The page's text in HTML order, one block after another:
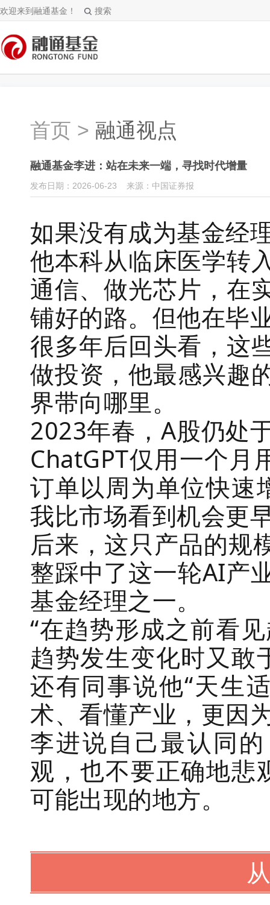
欢迎来到融通基金！ 搜索
首页 > 融通视点
融通基金李进：站在未来一端，寻找时代增量
发布日期：2026-06-23 来源：中国证券报
如果没有成为基金经
他本科从临床医学转
通信、做光芯片，在
铺好的路。但他在毕
很多年后回头看，这
做投资，他最感兴
界带向哪里。
2023年春，A股仍处
ChatGPT仅用一个月
订单以周为单位快速
我比市场看到机会更
后来，这只产品的规
整踩中了这一轮AI产
基金经理之一。
“在趋势形成之前看
趋势发生变化时又敢
还有同事说他“天生
术、看懂产业，更因
李进说自己最认同
观，也不要正确地悲
可能出现的地方。